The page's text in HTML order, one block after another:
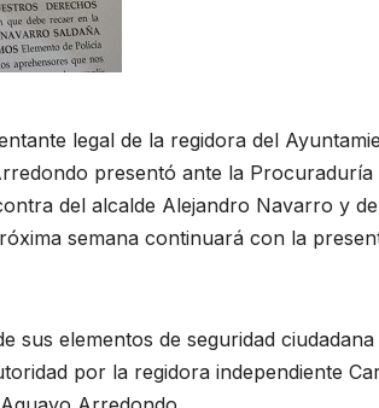
legal de la regidora del
presentó ante la
del alcalde Alejandro Navarro y
semana continuará con la
sus elementos de seguridad
por la regidora independiente